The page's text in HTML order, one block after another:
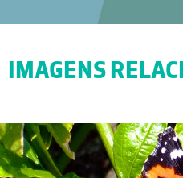
IMAGENS